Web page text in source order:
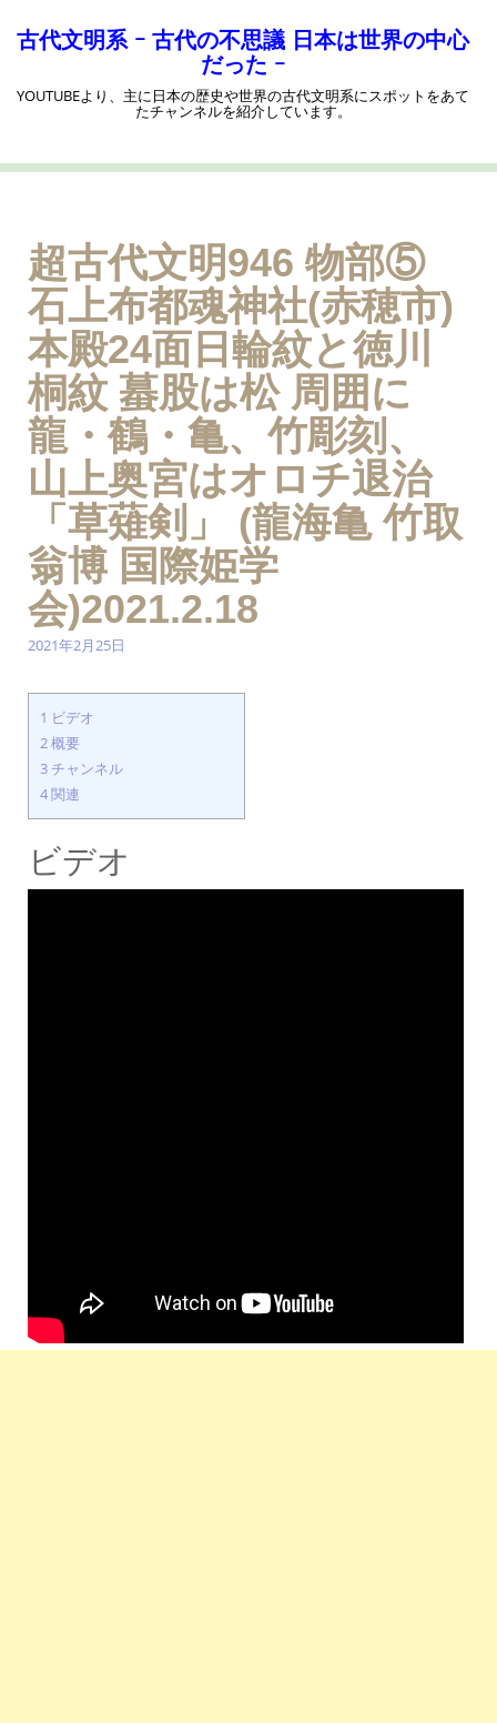
キ
古代文明系 ｰ 古代の不思議 日本は世界の中心
だった ｰ
YOUTUBEより、主に日本の歴史や世界の古代文明系にスポットをあて
たチャンネルを紹介しています。
超古代文明946 物部⑤
石上布都魂神社(赤穂市)
本殿24面日輪紋と徳川
桐紋 蟇股は松 周囲に
龍・鶴・亀、竹彫刻、
山上奥宮はオロチ退治
「草薙剣」 (龍海亀 竹取
翁博 国際姫学
会)2021.2.18
2021年2月25日
1 ビデオ
2概要
3チャンネル
4関連
ビデオ